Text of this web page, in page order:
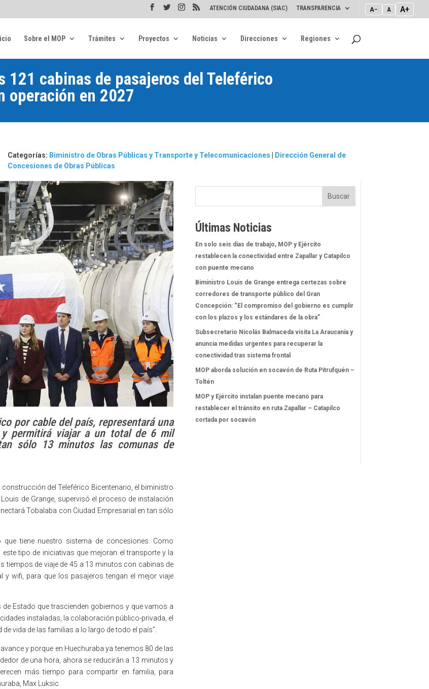
ATENCIÓN CIUDADANA (SIAC) TRANSPARENCIA A− A A+
Sobre el MOP Trámites Proyectos Noticias Direcciones Regiones
121 cabinas de pasajeros del Teleférico
operación en 2027
Categorías: Biministro de Obras Públicas y Transporte y Telecomunicaciones
Dirección General de
Concesiones de Obras Públicas
por cable del país, representará una
permitirá viajar a un total de 6 mil
sólo 13 minutos las comunas de
construcción del Teleférico Bicentenario, el biministro
de Grange, supervisó el proceso de instalación
Tobalaba con Ciudad Empresarial en tan sólo
tiene nuestro sistema de concesiones. Como
tipo de iniciativas que mejoran el transporte y la
tiempos de viaje de 45 a 13 minutos con cabinas de
y wifi, para que los pasajeros tengan el mejor viaje
Estado que trascienden gobiernos y que vamos a
instaladas, la colaboración público-privada, el
vida de las familias a lo largo de todo el país”.
y porque en Huechuraba ya tenemos 80 de las
de una hora, ahora se reducirán a 13 minutos y
más tiempo para compartir en familia, para
Max Luksic.
Buscar
Últimas Noticias
En solo seis días de trabajo, MOP y Ejército
restablecen la conectividad entre Zapallar y Catapilco
con puente mecano
Biministro Louis de Grange entrega certezas sobre
corredores de transporte público del Gran
Concepción: “El compromiso del gobierno es cumplir
con los plazos y los estándares de la obra”
Subsecretario Nicolás Balmaceda visita La Araucanía y
anuncia medidas urgentes para recuperar la
conectividad tras sistema frontal
MOP aborda solución en socavón de Ruta Pitrufquén –
Toltén
MOP y Ejército instalan puente mecano para
restablecer el tránsito en ruta Zapallar – Catapilco
cortada por socavón